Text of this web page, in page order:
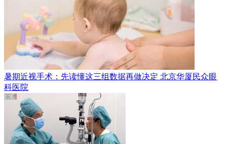
暑期近视手术：先读懂这三组数据再做决定 北京华厦民众眼
科医院